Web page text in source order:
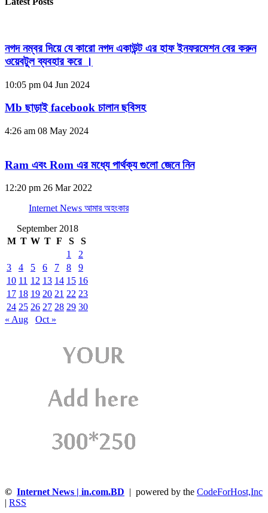
নগদ নম্বর দিয়ে যে কারো নগদ একাউন্ট এর হাফ ইনফরমেশন বের করুন
ওয়েবটুল ব্যবহার করে ।
10:05 pm 04 Jun 2024
Mb ছাড়াই facebook চালান ছবিসহ
4:26 am 08 May 2024
Ram এবং Rom এর মধ্যে পার্থক্য গুলো জেনে নিন
12:20 pm 26 Mar 2022
Internet News আমার অহংকার
September 2018
M T W T F S
S
1
2
3
4 5 6 7 8
9
10 11 12 13 14 15 16
17 18 19 20 21 22 23
24 25 26 27 28 29 30
« Aug
Oct »
© Internet News | in.com.BD | powered by the CodeForHost,Inc
RSS